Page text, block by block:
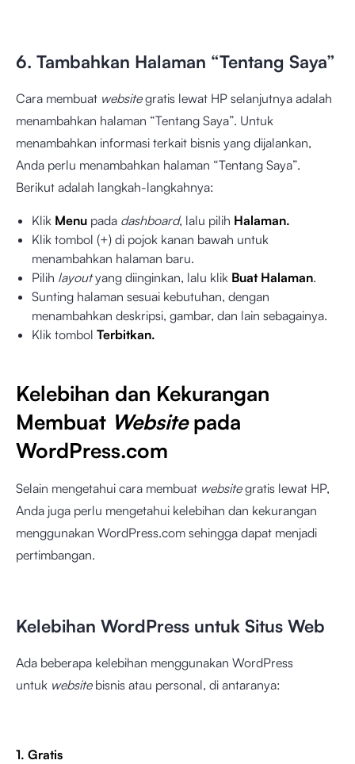
6. Tambahkan Halaman “Tentang Saya”
Cara membuat websitegratis lewat HP selanjutnya adalah
menambahkan halaman “Tentang Saya”. Untuk
menambahkan informasi terkait bisnis yang dijalankan,
Anda perlu menambahkan halaman “Tentang Saya”.
Berikut adalah langkah-langkahnya:
Klik Menu pada dashboard, lalu pilih Halaman.
Klik tombol (+) di pojok kanan bawah untuk
menambahkan halaman baru.
Pilih layoutyang diinginkan, lalu klik Buat Halaman.
Sunting halaman sesuai kebutuhan, dengan
menambahkan deskripsi, gambar, dan lain sebagainya.
Klik tombol Terbitkan.
Kelebihan dan Kekurangan
Membuat Websitepada
WordPress.com
Selain mengetahui cara membuat websitegratis lewat HP,
Anda juga perlu mengetahui kelebihan dan kekurangan
menggunakan WordPress.com sehingga dapat menjadi
pertimbangan.
Kelebihan WordPress untuk Situs Web
Ada beberapa kelebihan menggunakan WordPress
untuk website bisnis atau personal, di antaranya:
1. Gratis